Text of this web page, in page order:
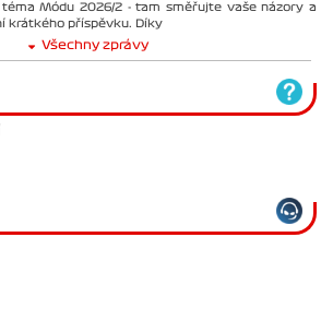
Módu 2026/2 - tam směřujte vaše názory a
krátkého příspěvku. Díky
Všechny zprávy